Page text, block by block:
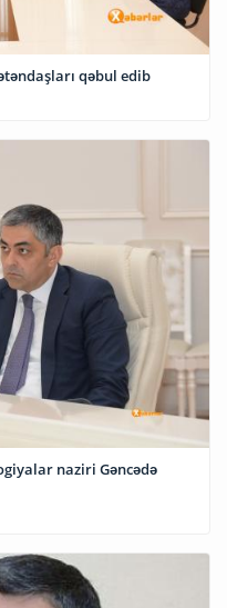
qəbul edib
naziri Gəncədə